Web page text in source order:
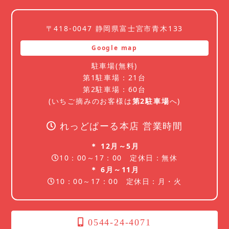
〒418-0047 静岡県富士宮市青木133
Google map
駐車場(無料)
第1駐車場：21台
第2駐車場：60台
(いちご摘みのお客様は第2駐車場へ)
れっどぱーる本店 営業時間
＊ 12月～5月
10：00～17：00 定休日：無休
＊ 6月～11月
10：00～17：00 定休日：月・火
0544-24-4071